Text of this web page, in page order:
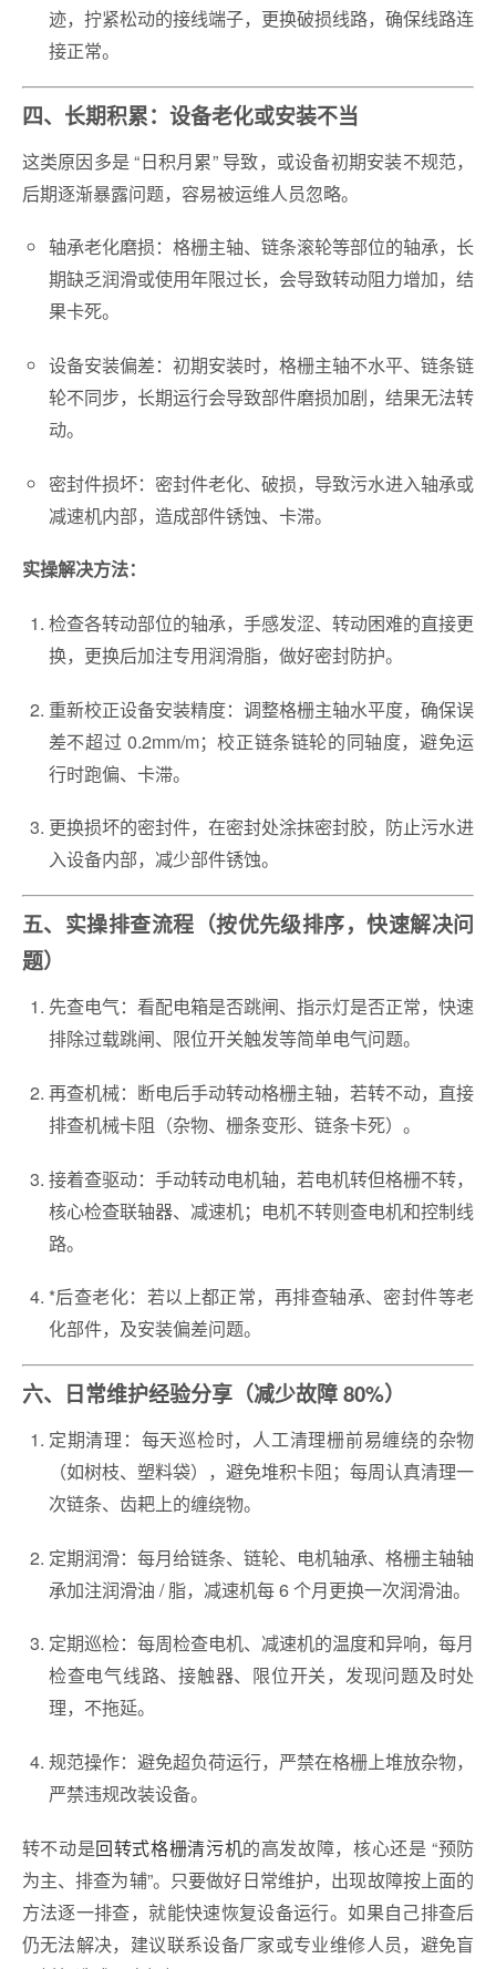
迹，拧紧松动的接线端子，更换破损线路，确保线路连
接正常。
四、长期积累：设备老化或安装不当
这类原因多是 “日积月累” 导致，或设备初期安装不规范，
后期逐渐暴露问题，容易被运维人员忽略。
轴承老化磨损：格栅主轴、链条滚轮等部位的轴承，长
期缺乏润滑或使用年限过长，会导致转动阻力增加，结
果卡死。
设备安装偏差：初期安装时，格栅主轴不水平、链条链
轮不同步，长期运行会导致部件磨损加剧，结果无法转
动。
密封件损坏：密封件老化、破损，导致污水进入轴承或
减速机内部，造成部件锈蚀、卡滞。
实操解决方法：
检查各转动部位的轴承，手感发涩、转动困难的直接更
换，更换后加注专用润滑脂，做好密封防护。
重新校正设备安装精度：调整格栅主轴水平度，确保误
差不超过 0.2mm/m；校正链条链轮的同轴度，避免运
行时跑偏、卡滞。
更换损坏的密封件，在密封处涂抹密封胶，防止污水进
入设备内部，减少部件锈蚀。
五、实操排查流程（按优先级排序，快速解决问
题）
先查电气：看配电箱是否跳闸、指示灯是否正常，快速
排除过载跳闸、限位开关触发等简单电气问题。
再查机械：断电后手动转动格栅主轴，若转不动，直接
排查机械卡阻（杂物、栅条变形、链条卡死）。
接着查驱动：手动转动电机轴，若电机转但格栅不转，
核心检查联轴器、减速机；电机不转则查电机和控制线
路。
*后查老化：若以上都正常，再排查轴承、密封件等老
化部件，及安装偏差问题。
六、日常维护经验分享（减少故障 80%）
定期清理：每天巡检时，人工清理栅前易缠绕的杂物
（如树枝、塑料袋），避免堆积卡阻；每周认真清理一
次链条、齿耙上的缠绕物。
定期润滑：每月给链条、链轮、电机轴承、格栅主轴轴
承加注润滑油 / 脂，减速机每 6 个月更换一次润滑油。
定期巡检：每周检查电机、减速机的温度和异响，每月
检查电气线路、接触器、限位开关，发现问题及时处
理，不拖延。
规范操作：避免超负荷运行，严禁在格栅上堆放杂物，
严禁违规改装设备。
转不动是回转式格栅清污机的高发故障，核心还是 “预防
为主、排查为辅”。只要做好日常维护，出现故障按上面的
方法逐一排查，就能快速恢复设备运行。如果自己排查后
仍无法解决，建议联系设备厂家或专业维修人员，避免盲